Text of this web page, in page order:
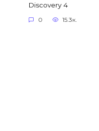
Discovery 4
0 15.3к.